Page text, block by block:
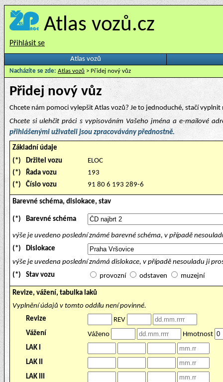
Atlas vozů.cz
Přihlásit se
Atlas vozů
Nacházíte se zde: Atlas vozů > Přidej nový vůz
Přidej nový vůz
Chcete nám pomoci vylepšit Atlas vozů? Je to jednoduché, stačí
Chcete si ulehčit práci s vypisováním Vašeho jména a e-mailové
přihlášenými uživateli jsou zpracovávány přednostně.
Základní údaje
(*)
Držitel vozu
ELOC
(*)
Řada vozu
193
(*)
Číslo vozu 91 80 6 193 289-6
Barevné schéma, dislokace, stav
(*) Barevné schéma
výše je uvedeno poslední známé barevné schéma, v případě
(*)
Dislokace
výše je uvedena poslední známá dislokace, v případě nesouladu ji
(*)
Stav vozu provozní odstaven muzejní
Revize, vážení, tabulka laků
Vyplnění údajů v tomto oddílu není povinné.
Revize
REV
Vážení
Váženo
Hmotnost
LAK I
LAK II
LAK III